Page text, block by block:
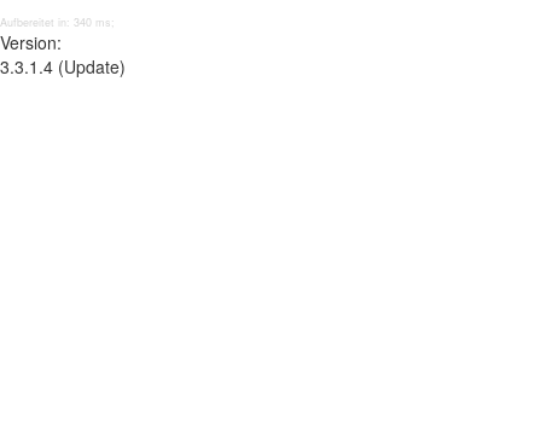
Aufbereitet in: 340 ms;
Version:
3.3.1.4 (Update)